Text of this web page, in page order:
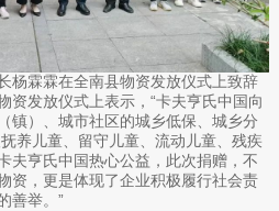
杨霖霖在全南县物资发放仪式上致辞
资发放仪式上表示，“卡夫亨氏中国向
镇）、城市社区的城乡低保、城乡分
养儿童、留守儿童、流动儿童、残疾
夫亨氏中国热心公益，此次捐赠，不
资，更是‌体现了企业积极履行社会责
善举。”